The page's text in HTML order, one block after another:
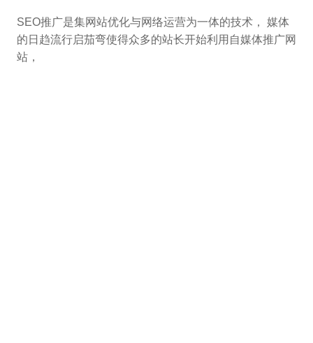
SEO推广是集网站优化与网络运营为一体的技术， 媒体
的日趋流行启茄弯使得众多的站长开始利用自媒体推广网
站，